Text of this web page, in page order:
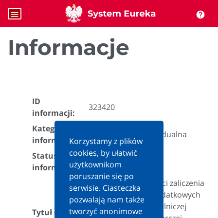
menu help
Informacje
ID
informacji:
323420
Kategoria
informacji:
Interpretacja indywidualna
Status
informacji:
Aktualna
Tytuł (teza):
w zakresie możliwości zaliczenia
w ciężar kosztów podatkowych
prowadzonej pozarolniczej
Korzystamy z plików
cookies, by ułatwić
użytkownikom
poruszanie się po
serwisie. Ciasteczka
pozwalają nam także
tworzyć anonimowe